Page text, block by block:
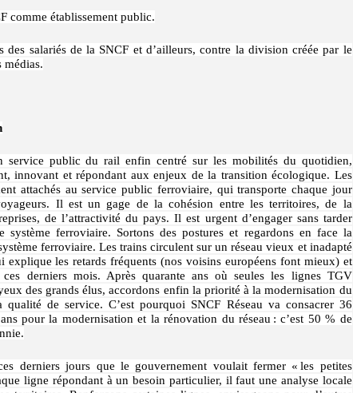
comme établissement public.
des salariés de la SNCF et d’ailleurs, contre la division créée par le
médias.
service public du rail enfin centré sur les mobilités du quotidien,
innovant et répondant aux enjeux de la transition écologique. Les
attachés au service public ferroviaire, qui transporte chaque jour
Il est un gage de la cohésion entre les territoires, de la
de l’attractivité du pays. Il est urgent d’engager sans tarder
système ferroviaire. Sortons des postures et regardons en face la
ferroviaire. Les trains circulent sur un réseau vieux et inadapté
explique les retards fréquents (nos voisins européens font mieux) et
derniers mois. Après quarante ans où seules les lignes TGV
des grands élus, accordons enfin la priorité à la modernisation du
qualité de service. C’est pourquoi SNCF Réseau va consacrer 36
pour la modernisation et la rénovation du réseau : c’est 50 % de
derniers jours que le gouvernement voulait fermer « les petites
ligne répondant à un besoin particulier, il faut une analyse locale